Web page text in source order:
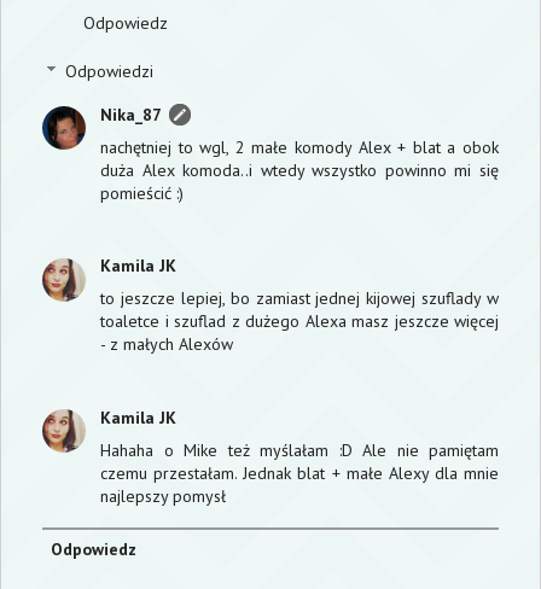
Odpowiedz
Odpowiedzi
Nika_87
nachętniej to wgl, 2 małe komody Alex + blat a obok
duża Alex komoda..i wtedy wszystko powinno mi się
pomieścić :)
Kamila JK
to jeszcze lepiej, bo zamiast jednej kijowej szuflady w
toaletce i szuflad z dużego Alexa masz jeszcze więcej
- z małych Alexów
Kamila JK
Hahaha o Mike też myślałam :D Ale nie pamiętam
czemu przestałam. Jednak blat + małe Alexy dla mnie
najlepszy pomysł
Odpowiedz